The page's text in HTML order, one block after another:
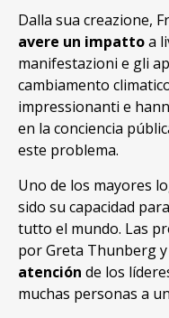
Dalla sua creazione,
avere un impattoa
manifestazioni e gli
cambiamento
impressionanti e
en la conciencia
este problema.
Uno de los mayores
sido su capacidad
tutto el mundo. Las
por Greta Thunberg
atención de los
muchas personas a